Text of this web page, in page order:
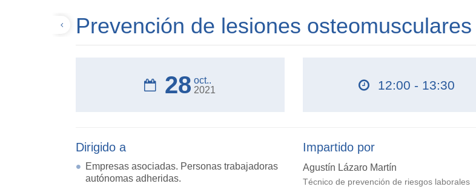
Prevención de lesiones osteomusculares
28 oct..
2021
12:00 - 13:30
Dirigido a
Empresas asociadas. Personas trabajadoras
autónomas adheridas.
Impartido por
Agustín Lázaro Martín
Técnico de prevención de riesgos laborales